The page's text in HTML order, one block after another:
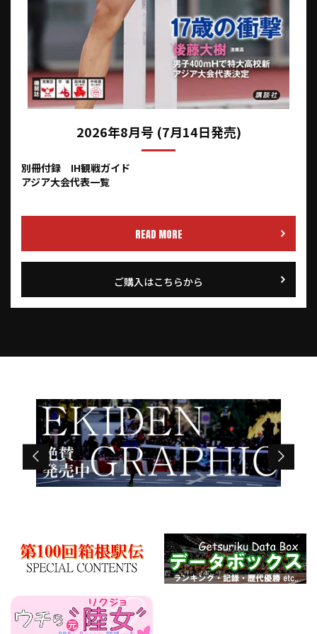
2026年8月号 (7月14日発売)
別冊付録 IH観戦ガイド
アジア大会代表一覧
READ MORE
ご購入はこちらから